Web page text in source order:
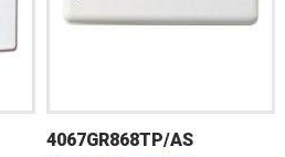
4067GR868TP/AS